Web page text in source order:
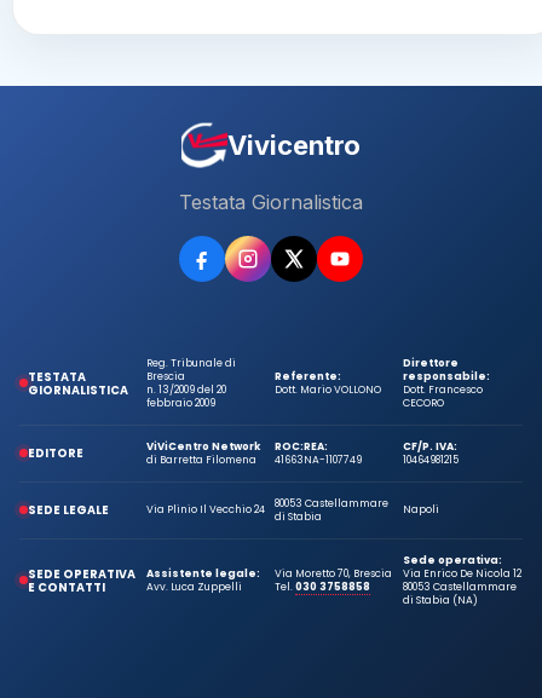
Vivicentro
Testata Giornalistica
TESTATA
GIORNALISTICA
Reg. Tribunale di
Brescia
n. 13/2009 del 20
febbraio 2009
Referente:
Dott. Mario VOLLONO
Direttore
responsabile:
Dott. Francesco
CECORO
EDITORE
ViViCentro Network
di Barretta Filomena
ROC:
41663
REA:
NA-1107749
CF/P. IVA:
10464981215
SEDE LEGALE Via Plinio Il Vecchio 24
80053 Castellammare
di Stabia
Napoli
SEDE OPERATIVA
E CONTATTI
Assistente legale:
Avv. Luca Zuppelli
Via Moretto 70, Brescia
Tel.030 3758858
Sede operativa:
Via Enrico De Nicola 12
80053 Castellammare
di Stabia (NA)